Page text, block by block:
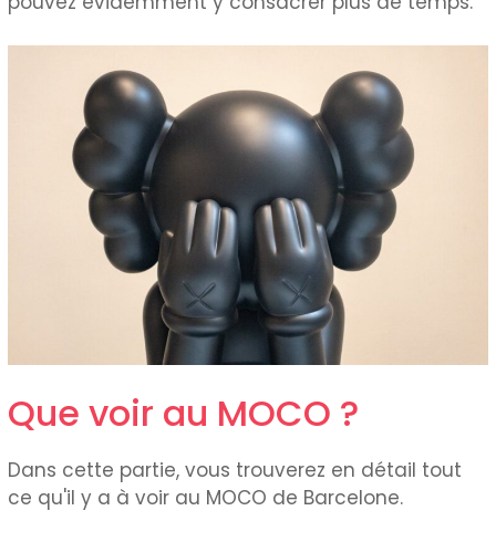
Que voir au MOCO ?
Dans cette partie, vous trouverez en détail tout
ce qu'il y a à voir au MOCO de Barcelone.